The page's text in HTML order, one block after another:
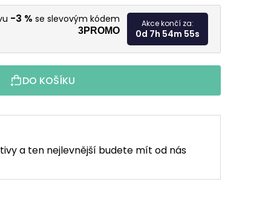
Měrná
-3 % se slevovým kódem
3PROMO
Akce končí za:
0d 7h 54m 53s
DO KOŠÍKU
a ten nejlevnější budete mít od nás